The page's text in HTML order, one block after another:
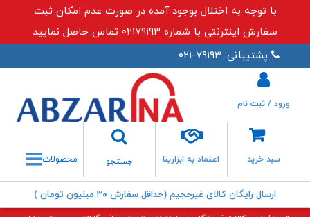
با توجه به اختلال بوجود آمده در صورت عدم امکان ثبت
سفارش اینترنتی با شماره ۰۲۱۷۹۱۹۳ تماس حاصل نمایید
پشتیبانی: ۷۹۱۹۳-۰۲۱
سبد خرید اعتماد به ابزارینا
جستجو
جستجو
ورود / ثبت نام
محصولات
ارسال رایگان کالای غیرحجیم (حداقل سفارش ۳۰ میلیون تومان )